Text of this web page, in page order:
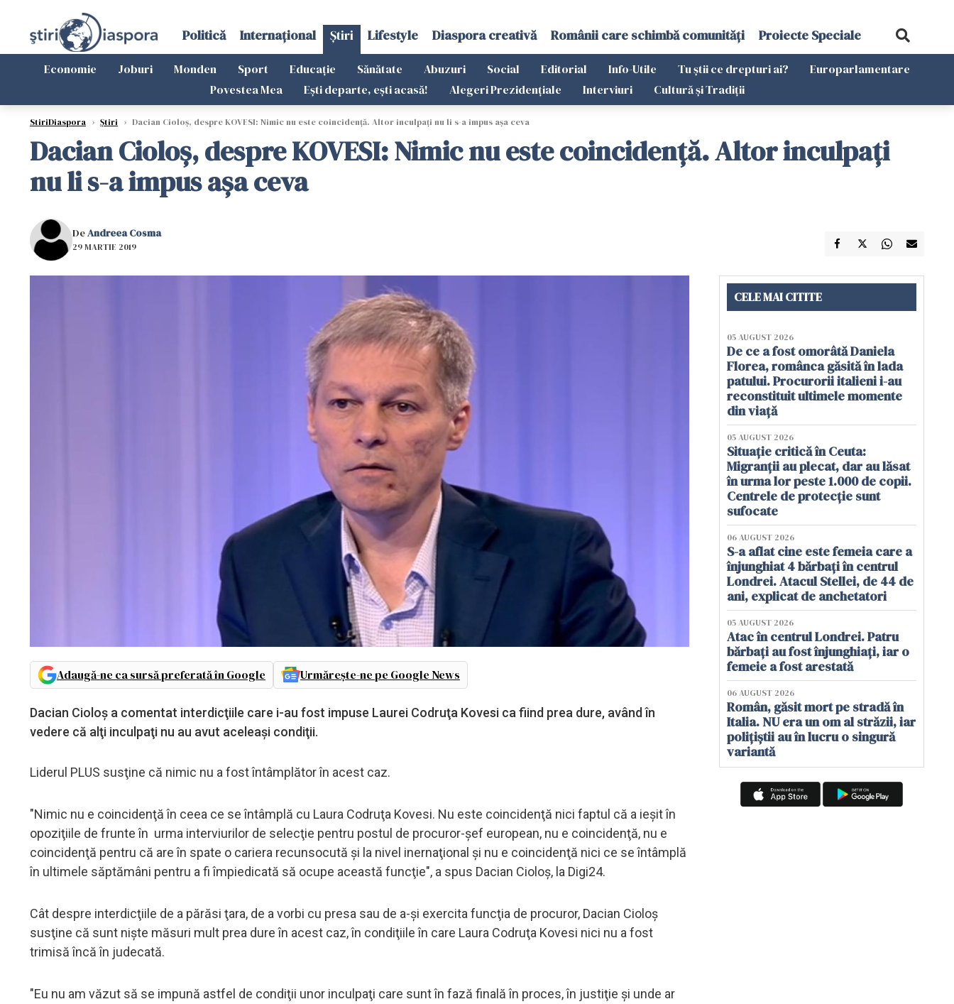
Politică Internațional Știri Lifestyle Diaspora creativă Românii care schimbă comunități Proiecte Speciale
Economie Joburi Monden Sport Educație Sănătate Abuzuri Social Editorial Info-Utile Tu știi ce drepturi ai?
Europarlamentare
Povestea Mea
Ești departe, ești acasă! Alegeri Prezidențiale Interviuri Cultură și Tradiții
StiriDiaspora › Știri › Dacian Cioloş, despre KOVESI: Nimic nu este coincidenţă. Altor inculpaţi nu li s-a impus aşa ceva
Dacian Cioloş, despre KOVESI: Nimic nu este coincidenţă. Altor inculpaţi
nu li s-a impus aşa ceva
DeAndreea Cosma
29 MARTIE 2019
Adaugă-ne ca sursă preferată în Google Urmărește-ne pe Google News
Dacian Cioloş a comentat interdicţiile care i-au fost impuse Laurei Codruţa Kovesi ca fiind prea dure, având în
vedere că alţi inculpaţi nu au avut aceleaşi condiţii.
Liderul PLUS susţine că nimic nu a fost întâmplător în acest caz.
"Nimic nu e coincidenţă în ceea ce se întâmplă cu Laura Codruţa Kovesi. Nu este coincidenţă nici faptul că a ieşit în
opoziţiile de frunte în urma interviurilor de selecţie pentru postul de procuror-şef european, nu e coincidenţă, nu e
coincidenţă pentru că are în spate o cariera recunsocută şi la nivel inernaţional şi nu e coincidenţă nici ce se întâmplă
în ultimele săptămâni pentru a fi împiedicată să ocupe această funcţie", a spus Dacian Cioloş, la Digi24.
Cât despre interdicţiile de a părăsi ţara, de a vorbi cu presa sau de a-şi exercita funcţia de procuror, Dacian Cioloş
susţine că sunt nişte măsuri mult prea dure în acest caz, în condiţiile în care Laura Codruţa Kovesi nici nu a fost
trimisă încă în judecată.
"Eu nu am văzut să se impună astfel de condiţii unor inculpaţi care sunt în fază finală în proces, în justiţie şi unde ar
CELE MAI CITITE
05 AUGUST 2026
De ce a fost omorâtă Daniela
Florea, românca găsită în lada
patului. Procurorii italieni i-au
reconstituit ultimele momente
din viață
05 AUGUST 2026
Situație critică în Ceuta:
Migranții au plecat, dar au lăsat
în urma lor peste 1.000 de copii.
Centrele de protecție sunt
sufocate
06 AUGUST 2026
S-a aflat cine este femeia care a
înjunghiat 4 bărbați în centrul
Londrei. Atacul Stellei, de 44 de
ani, explicat de anchetatori
05 AUGUST 2026
Atac în centrul Londrei. Patru
bărbați au fost înjunghiați, iar o
femeie a fost arestată
06 AUGUST 2026
Român, găsit mort pe stradă în
Italia. NU era un om al străzii, iar
polițiștii au în lucru o singură
variantă